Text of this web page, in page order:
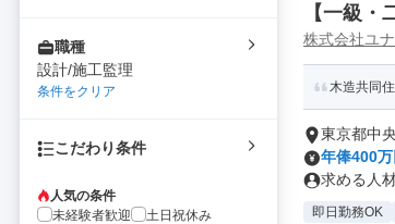
職種
設計/施工監理
条件をクリア
こだわり条件
人気の条件
未経験者歓迎
土日祝休み
【一級
ン|年齢不
株式会社ユ
木造共同
東京都中
年俸400
求める人
即日勤務OK